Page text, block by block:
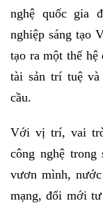
nghệ quốc gia
nghiệp sáng tạo
tạo ra một thế hệ
tài sản trí tuệ
cầu.
Với vị trí, vai
công nghệ
vươn mình,
mạng, đổi mới